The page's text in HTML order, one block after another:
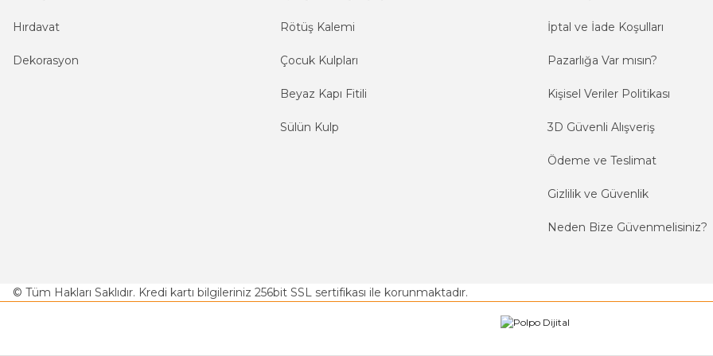
Hırdavat
Dekorasyon
Rötüş Kalemi
Çocuk Kulpları
Beyaz Kapı Fitili
Sülün Kulp
İptal ve İade Koşulları
Pazarlığa Var mısın?
Kişisel Veriler Politikası
3D Güvenli Alışveriş
Ödeme ve Teslimat
Gizlilik ve Güvenlik
Neden Bize Güvenmelisiniz?
© Tüm Hakları Saklıdır. Kredi kartı bilgileriniz 256bit SSL sertifikası ile korunmaktadır.